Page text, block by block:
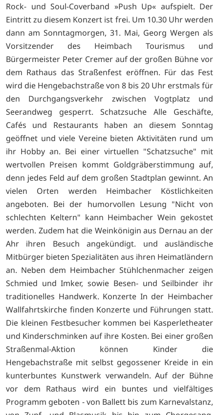
Rock- und Soul-Coverband »Push Up« aufspielt. Der
Eintritt zu diesem Konzert ist frei. Um 10.30 Uhr werden
dann am Sonntagmorgen, 31. Mai, Georg Wergen als
Vorsitzender des Heimbach Tourismus und
Bürgermeister Peter Cremer auf der großen Bühne vor
dem Rathaus das Straßenfest eröffnen. Für das Fest
wird die Hengebachstraße von 8 bis 20 Uhr erstmals für
den Durchgangsverkehr zwischen Vogtplatz und
Seerandweg gesperrt. Schatzsuche Alle Geschäfte,
Cafés und Restaurants haben an diesem Sonntag
geöffnet und viele Vereine bieten Aktivitäten rund um
ihr Hobby an. Bei einer virtuellen "Schatzsuche" mit
wertvollen Preisen kommt Goldgräberstimmung auf,
denn jedes Feld auf dem großen Stadtplan gewinnt. An
vielen Orten werden Heimbacher Köstlichkeiten
angeboten. Bei der humorvollen Lesung "Nicht von
schlechten Keltern" kann Heimbacher Wein gekostet
werden. Zudem hat die Weinkönigin aus Dernau an der
Ahr ihren Besuch angekündigt. und ausländische
Mitbürger bieten Spezialitäten aus ihren Heimatländern
an. Neben dem Heimbacher Stühlchenmacher zeigen
Schmied und Imker, sowie Besen- und Seilbinder ihr
traditionelles Handwerk. Konzerte In der Heimbacher
Wallfahrtskirche finden Konzerte und Führungen statt.
Die kleinen Festbesucher kommen bei Kasperletheater
und Kinderschminken auf ihre Kosten. Bei einer großen
Straßenmal-Aktion können Kinder die
Hengebachstraße mit selbst gegossener Kreide in ein
kunterbuntes Kunstwerk verwandeln. Auf der Bühne
vor dem Rathaus wird ein buntes und vielfältiges
Programm geboten - von Ballett bis zum Karnevalstanz,